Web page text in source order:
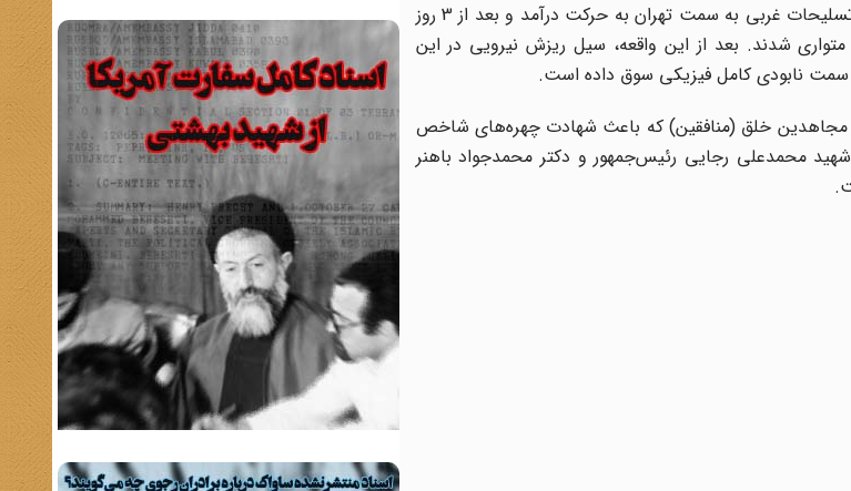
به آخرین حربه جنگی خود زد و به قصد تصرف تهران با کمک نیروهای عراقی و تسلیحات غربی به سمت تهران به حرکت درآمد و بعد از 3 روز
شدند. بعد از این واقعه، سیل ریزش نیرویی در این
سمت نابودی کامل فیزیکی سوق داده است.
مجاهدین خلق (منافقین)‌ که باعث شهادت چهره‌های شاخص
محمدعلی رجایی رئیس‌جمهور و دکتر محمدجواد باهنر